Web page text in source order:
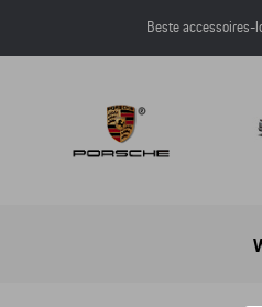
Beste accessoires-